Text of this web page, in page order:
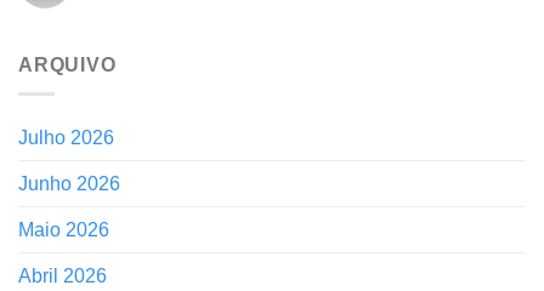
ARQUIVO
Julho 2026
Junho 2026
Maio 2026
Abril 2026